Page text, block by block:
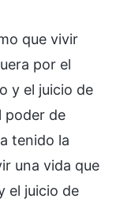
que vivir
por el
y el juicio de
poder de
tenido la
una vida que
el juicio de